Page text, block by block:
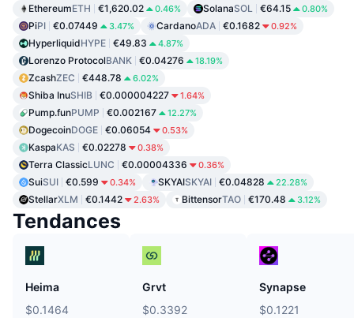
EthereumETH €1,620.02 0.46% SolanaSOL €64.15 0.80%
PiPI €0.07449 3.47% CardanoADA €0.1682 0.92%
HyperliquidHYPE €49.83 4.87%
Lorenzo ProtocolBANK €0.04276 18.19%
ZcashZEC €448.78 6.02%
Shiba InuSHIB €0.000004227 1.64%
Pump.funPUMP €0.002167 12.27%
DogecoinDOGE €0.06054 0.53%
KaspaKAS €0.02278 0.38%
Terra ClassicLUNC €0.00004336 0.36%
SuiSUI €0.599 0.34% SKYAISKYAI €0.04828 22.28%
StellarXLM €0.1442 2.63% BittensorTAO €170.48 3.12%
Tendances
Heima
$0.1464
Grvt
$0.3392
Synapse
$0.1221